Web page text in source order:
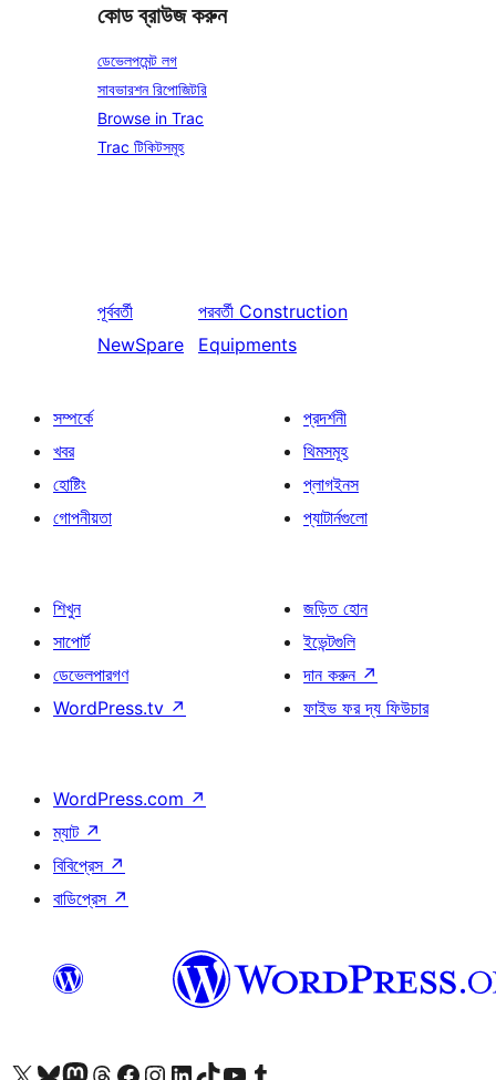
কোড ব্রাউজ করুন
ডেভেলপমেন্ট লগ
সাবভারশন রিপোজিটরি
Browse in Trac
Trac টিকিটসমূহ
পূর্ববর্তী
NewSpare
পরবর্তী Construction
Equipments
সম্পর্কে
খবর
হোষ্টিং
গোপনীয়তা
প্রদর্শনী
থিমসমূহ
প্লাগইনস
প্যাটার্নগুলো
শিখুন
সাপোর্ট
ডেভেলপারগণ
WordPress.tv ↗
জড়িত হোন
ইভেন্টগুলি
দান করুন ↗
ফাইভ ফর দ্য ফিউচার
WordPress.com ↗
ম্যাট ↗
বিবিপ্রেস ↗
বাডিপ্রেস ↗